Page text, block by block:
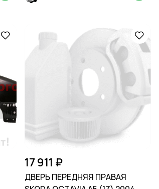
17 911 ₽
ДВЕРЬ ПЕРЕДНЯЯ ПРАВАЯ